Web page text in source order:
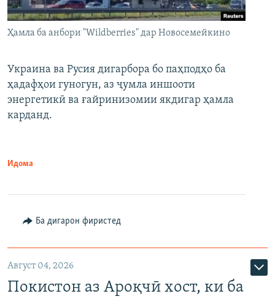
Ҳамла ба анбори "Wildberries" дар Новосемейкино
Украина ва Русия дигарбора бо паҳподҳо ба
ҳадафҳои гуногун, аз ҷумла иншооти
энергетикӣ ва ғайринизомии якдигар ҳамла
карданд.
Идома
Ба дигарон фиристед
Август 04, 2026
Покистон аз Ароқчӣ хост, ки ба